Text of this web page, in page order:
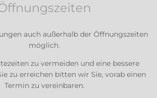
auch außerhalb der Öffnungszeiten
möglich.
zu vermeiden und eine bessere
zu erreichen bitten wir Sie, vorab einen
Termin zu vereinbaren.